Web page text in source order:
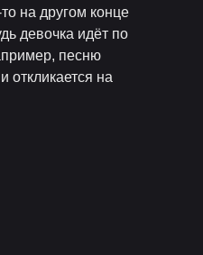
на другом конце
девочка идёт по
песню
откликается на